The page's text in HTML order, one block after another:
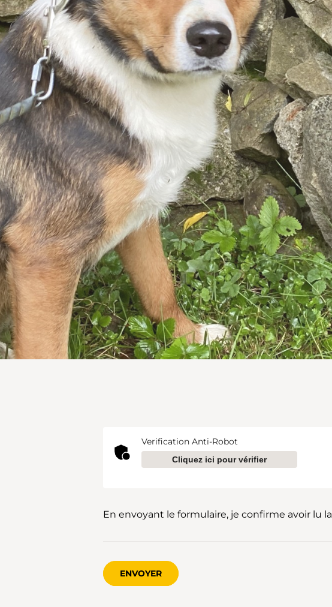
Verification Anti-Robot
Cliquez ici pour vérifier
En envoyant le formulaire, je confirme avoir lu la
ENVOYER